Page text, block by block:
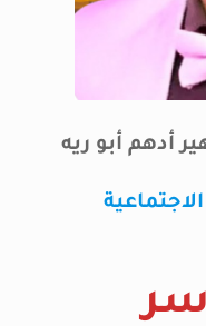
أدهم أبو ريه